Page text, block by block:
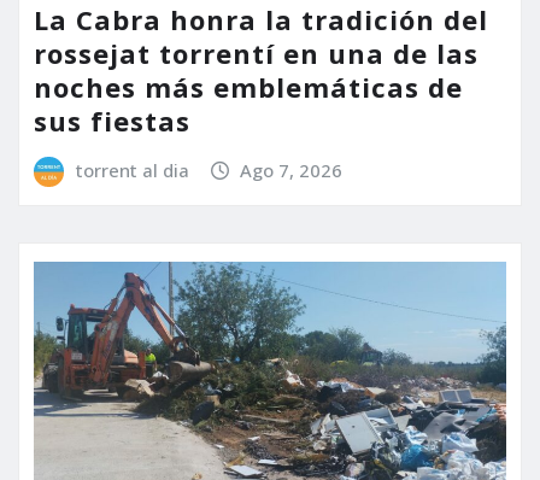
La Cabra honra la tradición del
rossejat torrentí en una de las
noches más emblemáticas de
sus fiestas
torrent al dia Ago 7, 2026